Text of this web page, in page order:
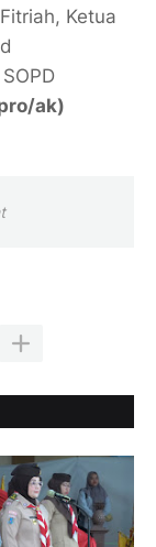
Ketua
ak)